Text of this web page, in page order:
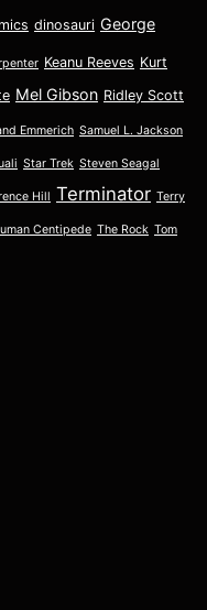
dinosauri George
Keanu Reeves Kurt
Mel Gibson Ridley Scott
Emmerich Samuel L. Jackson
Star Trek Steven Seagal
Hill Terminator Terry
Centipede The Rock Tom